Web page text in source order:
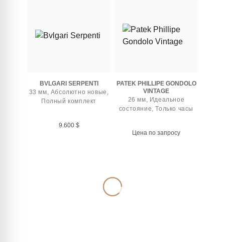
BVLGARI SERPENTI
33 мм, Абсолютно новые,
Полный комплект
9.600$
PATEK PHILLIPE GONDOLO
VINTAGE
26 мм, Идеальное
состояние, Только часы
Цена по запросу